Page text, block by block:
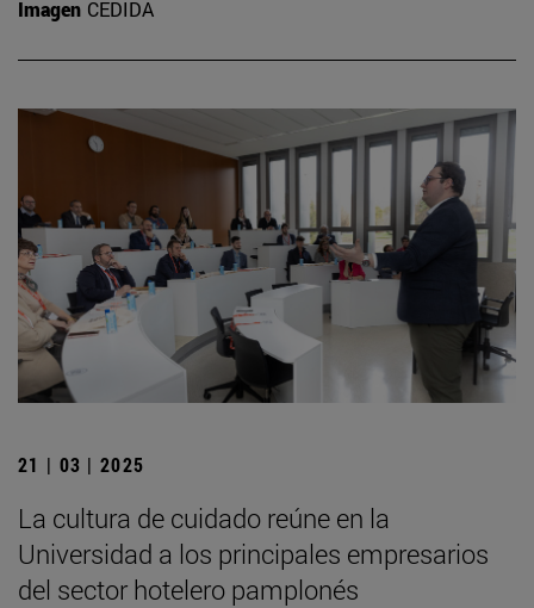
Imagen CEDIDA
21 | 03 | 2025
La cultura de cuidado reúne en la
Universidad a los principales empresarios
del sector hotelero pamplonés